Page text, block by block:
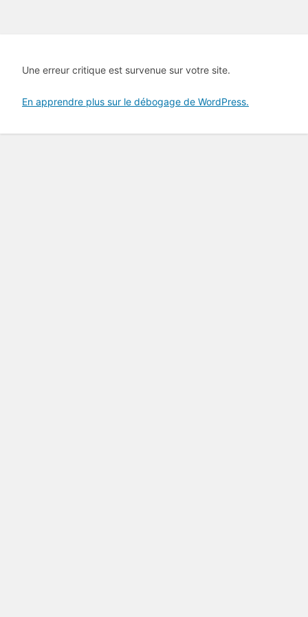
Une erreur critique est survenue sur votre site.
En apprendre plus sur le débogage de WordPress.